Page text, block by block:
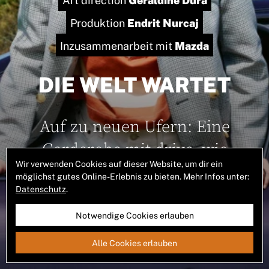
Produktion Endrit Nurcaj
Inzusammenarbeit mit Mazda
DIE WELT WARTET
Auf zu neuen Ufern: Eine
Garderobe mit drive, wie
geschaffen für das Abenteuer.
Zur Bildstrecke
Wir verwenden Cookies auf dieser Website, um dir ein
möglichst gutes Online-Erlebnis zu bieten. Mehr Infos unter:
Datenschutz.
Notwendige Cookies erlauben
Alle Cookies erlauben